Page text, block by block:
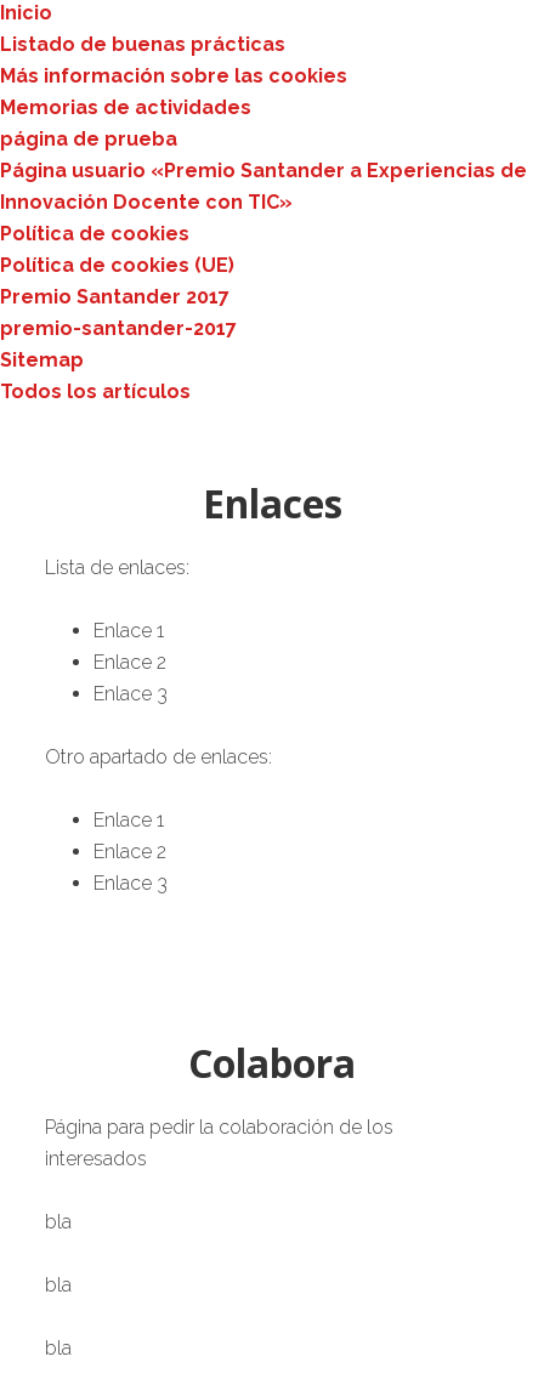
Inicio
Listado de buenas prácticas
Más información sobre las cookies
Memorias de actividades
página de prueba
Página usuario «Premio Santander a Experiencias de
Innovación Docente con TIC»
Política de cookies
Política de cookies (UE)
Premio Santander 2017
premio-santander-2017
Sitemap
Todos los artículos
Enlaces
Lista de enlaces:
Enlace 1
Enlace 2
Enlace 3
Otro apartado de enlaces:
Enlace 1
Enlace 2
Enlace 3
Colabora
Página para pedir la colaboración de los
interesados
bla
bla
bla